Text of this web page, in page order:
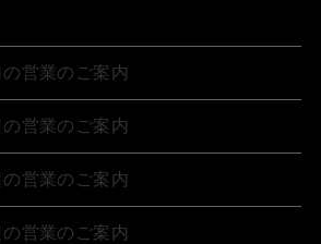
営業のご案内
営業のご案内
営業のご案内
営業のご案内